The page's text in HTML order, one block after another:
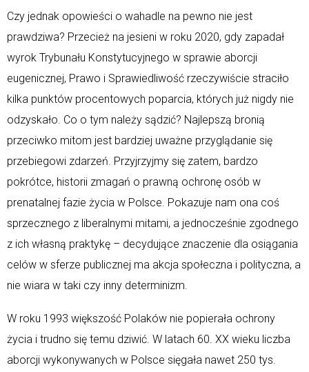
Czy jednak opowieści o wahadle na pewno nie jest
prawdziwa? Przecież na jesieni w roku 2020, gdy zapadał
wyrok Trybunału Konstytucyjnego w sprawie aborcji
eugenicznej, Prawo i Sprawiedliwość rzeczywiście straciło
kilka punktów procentowych poparcia, których już nigdy nie
odzyskało. Co o tym należy sądzić? Najlepszą bronią
przeciwko mitom jest bardziej uważne przyglądanie się
przebiegowi zdarzeń. Przyjrzyjmy się zatem, bardzo
pokrótce, historii zmagań o prawną ochronę osób w
prenatalnej fazie życia w Polsce. Pokazuje nam ona coś
sprzecznego z liberalnymi mitami, a jednocześnie zgodnego
z ich własną praktykę – decydujące znaczenie dla osiągania
celów w sferze publicznej ma akcja społeczna i polityczna, a
nie wiara w taki czy inny determinizm.
W roku 1993 większość Polaków nie popierała ochrony
życia i trudno się temu dziwić. W latach 60. XX wieku liczba
aborcji wykonywanych w Polsce sięgała nawet 250 tys.